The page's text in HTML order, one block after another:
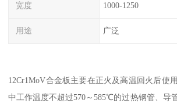
宽度 1000-1250
用途 广泛
12Cr1MoV合金板主要在正火及高温回火后使
中工作温度不超过570～585℃的过热钢管、导